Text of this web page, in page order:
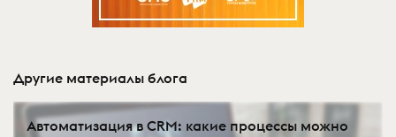
Другие материалы блога
Автоматизация в CRM: какие процессы можно